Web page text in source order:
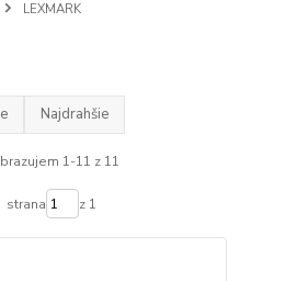
LEXMARK
Najdrahšie
1-11 z 11
strana z 1